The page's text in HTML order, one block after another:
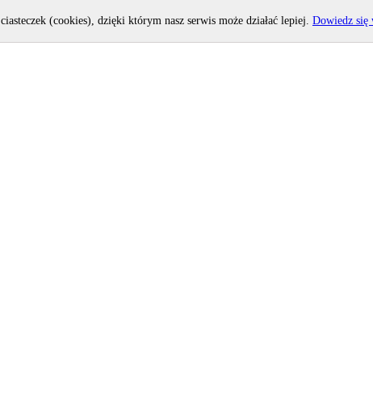
(cookies), dzięki którym nasz serwis może działać lepiej. Dowiedz się